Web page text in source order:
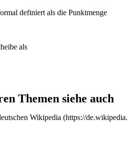
definiert als die Punktmenge
als
Themen siehe auch
Wikipedia